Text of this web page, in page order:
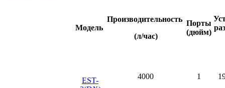
Модель
Производительность
(л/час)
Порты
(дюйм)
EST-
4000 1